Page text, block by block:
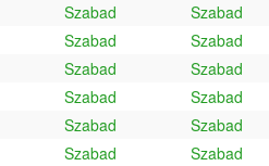
Szabad Szabad
Szabad Szabad
Szabad Szabad
Szabad Szabad
Szabad Szabad
Szabad Szabad